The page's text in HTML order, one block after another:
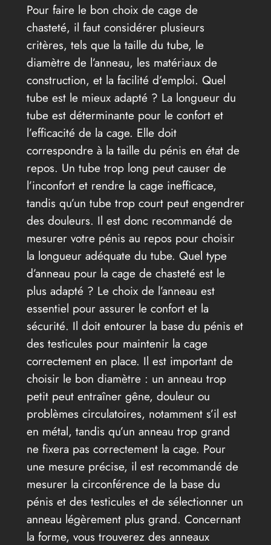
Pour faire le bon choix de cage de
chasteté, il faut considérer plusieurs
critères, tels que la taille du tube, le
diamètre de l’anneau, les matériaux de
construction, et la facilité d’emploi. Quel
tube est le mieux adapté ? La longueur du
tube est déterminante pour le confort et
l’efficacité de la cage. Elle doit
correspondre à la taille du pénis en état de
repos. Un tube trop long peut causer de
l’inconfort et rendre la cage inefficace,
tandis qu’un tube trop court peut engendrer
des douleurs. Il est donc recommandé de
mesurer votre pénis au repos pour choisir
la longueur adéquate du tube. Quel type
d’anneau pour la cage de chasteté est le
plus adapté ? Le choix de l’anneau est
essentiel pour assurer le confort et la
sécurité. Il doit entourer la base du pénis et
des testicules pour maintenir la cage
correctement en place. Il est important de
choisir le bon diamètre : un anneau trop
petit peut entraîner gêne, douleur ou
problèmes circulatoires, notamment s’il est
en métal, tandis qu’un anneau trop grand
ne fixera pas correctement la cage. Pour
une mesure précise, il est recommandé de
mesurer la circonférence de la base du
pénis et des testicules et de sélectionner un
anneau légèrement plus grand. Concernant
la forme, vous trouverez des anneaux